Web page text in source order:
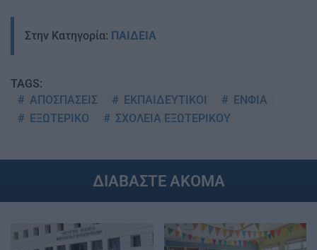
Στην Κατηγορία: ΠΑΙΔΕΙΑ
TAGS:
ΑΠΟΣΠΑΣΕΙΣ
ΕΚΠΑΙΔΕΥΤΙΚΟΙ
ΕΝΦΙΑ
ΕΞΩΤΕΡΙΚΟ
ΣΧΟΛΕΙΑ ΕΞΩΤΕΡΙΚΟΥ
ΔΙΑΒΑΣΤΕ ΑΚΟΜΑ